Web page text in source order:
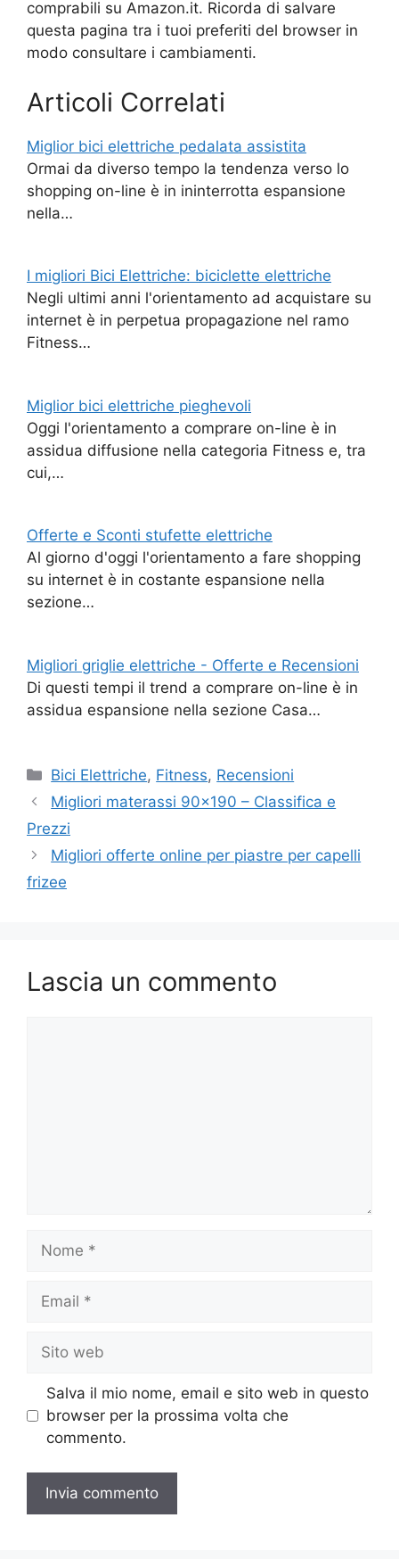
comprabili su Amazon.it. Ricorda di salvare
questa pagina tra i tuoi preferiti del browser in
modo consultare i cambiamenti.
Articoli Correlati
Miglior bici elettriche pedalata assistita
Ormai da diverso tempo la tendenza verso lo
shopping on-line è in ininterrotta espansione
nella…
I migliori Bici Elettriche: biciclette elettriche
Negli ultimi anni l'orientamento ad acquistare su
internet è in perpetua propagazione nel ramo
Fitness…
Miglior bici elettriche pieghevoli
Oggi l'orientamento a comprare on-line è in
assidua diffusione nella categoria Fitness e, tra
cui,…
Offerte e Sconti stufette elettriche
Al giorno d'oggi l'orientamento a fare shopping
su internet è in costante espansione nella
sezione…
Migliori griglie elettriche - Offerte e Recensioni
Di questi tempi il trend a comprare on-line è in
assidua espansione nella sezione Casa…
Categorie
Bici Elettriche, Fitness, Recensioni
Migliori materassi 90×190 – Classifica e
Prezzi
Migliori offerte online per piastre per capelli
frizee
Lascia un commento
Nome
Email
Sito
web
Salva il mio nome, email e sito web in questo
browser per la prossima volta che
commento.